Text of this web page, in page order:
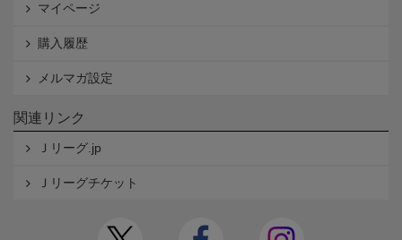
マイページ
購入履歴
メルマガ設定
関連リンク
Ｊリーグ.jp
Ｊリーグチケット